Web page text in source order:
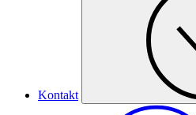
Kontakt